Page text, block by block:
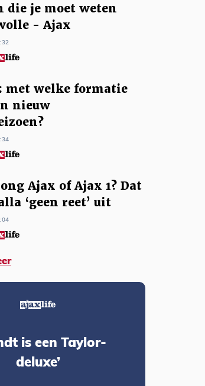
die je moet weten
- Ajax
met welke formatie
nieuw
Ajax of Ajax 1? Dat
‘geen reet’ uit
is een Taylor-
deluxe’